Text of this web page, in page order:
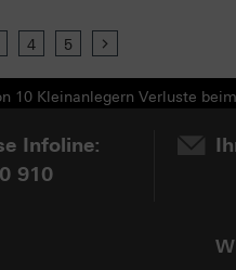
4 5
10 Kleinanlegern Verluste
Infoline:
910